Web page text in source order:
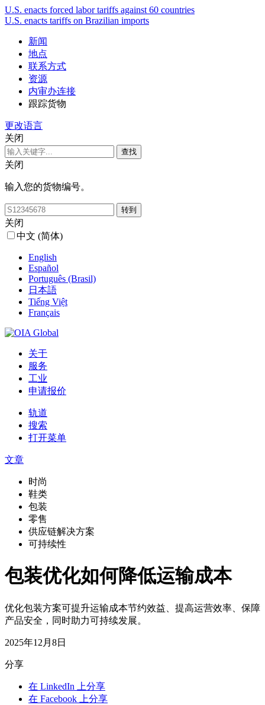
U.S. enacts forced labor tariffs against 60 countries
U.S. enacts tariffs on Brazilian imports
新闻
地点
联系方式
资源
内审办连接
跟踪货物
更改语言
关闭
关闭
输入您的货物编号。
关闭
中文 (简体)
English
Español
Português (Brasil)
日本語
Tiếng Việt
Français
关于
服务
工业
申请报价
轨道
搜索
打开菜单
文章
时尚
鞋类
包装
零售
供应链解决方案
可持续性
包装优化如何降低运输成本
优化包装方案可提升运输成本节约效益、提高运营效率、保障
产品安全，同时助力可持续发展。
2025年12月8日
分享
在 LinkedIn 上分享
在 Facebook 上分享